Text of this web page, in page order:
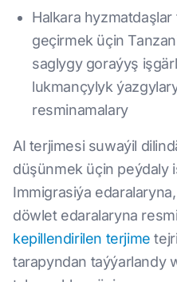
Halkara
geçirmek üçin
saglygy goraýyş
lukmançylyk
resminamalary
AI terjimesi suwaýil
düşünmek üçin peýdaly
Immigrasiýa
döwlet edaralaryna
kepillendirilen terjime
tarapyndan taýýarlandy